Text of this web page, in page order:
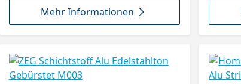
Mehr Informationen